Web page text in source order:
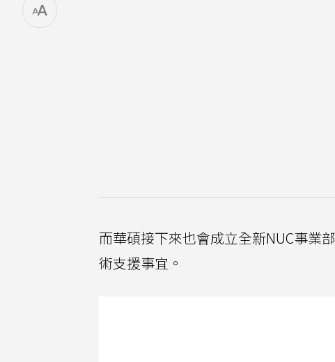
而華碩接下來也會成立全新NUC事業
術支援事宜。